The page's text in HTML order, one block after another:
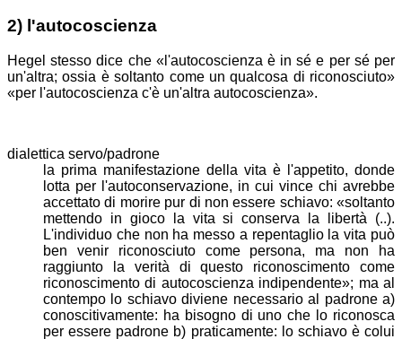
2) l'autocoscienza
Hegel stesso dice che
l'autocoscienza è in sé e per sé per
un'altra; ossia è soltanto come un qualcosa di riconosciuto
per l'autocoscienza c'è un'altra autocoscienza
.
dialettica servo/padrone
la prima manifestazione della vita è l'appetito, donde
lotta per l'autoconservazione, in cui vince chi avrebbe
accettato di morire pur di non essere schiavo:
soltanto
mettendo in gioco la vita si conserva la libertà (..).
L'individuo che non ha messo a repentaglio la vita può
ben venir riconosciuto come persona, ma non ha
raggiunto la verità di questo riconoscimento come
riconoscimento di autocoscienza indipendente ; ma al
contempo lo schiavo diviene necessario al padrone a)
conoscitivamente: ha bisogno di uno che lo riconosca
per essere padrone b) praticamente: lo schiavo è colui